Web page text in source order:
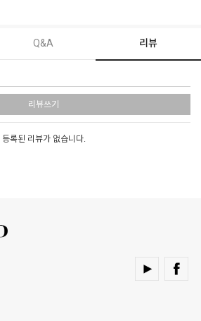
Q&A 리뷰
리뷰쓰기
등록된 리뷰가 없습니다.